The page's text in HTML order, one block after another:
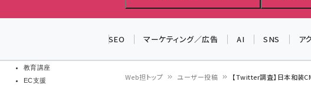
教育講座
EC支援
SEO マーケティング／広告 AI SNS ア
Web担トップ ユーザー投稿 【Twitter調査】日本和装